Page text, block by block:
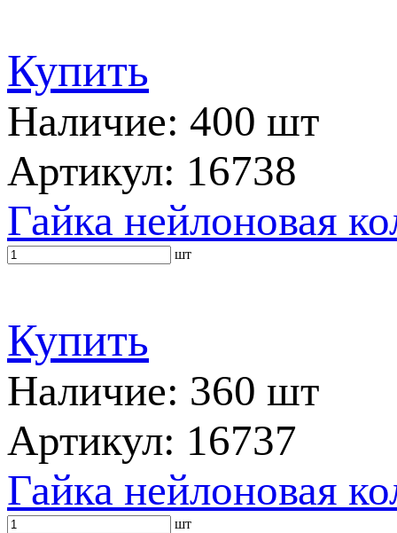
Купить
Наличие: 400 шт
Артикул: 16738
Гайка нейлоновая
шт
Купить
Наличие: 360 шт
Артикул: 16737
Гайка нейлоновая
шт